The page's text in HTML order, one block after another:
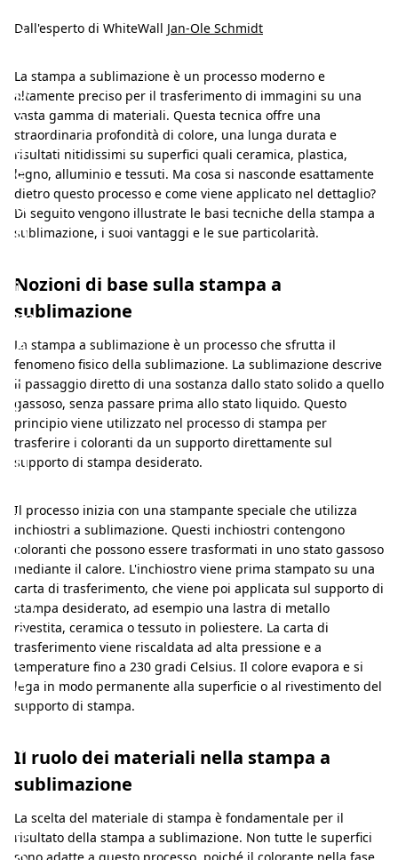
a
p
a
a
s
u
b
i
m
a
z
i
o
n
:
i
l
m
e
t
o
d
o
i
n
n
Dall'esperto di WhiteWall Jan-Ole Schmidt
La stampa a sublimazione è un processo moderno e
altamente preciso per il trasferimento di immagini su una
vasta gamma di materiali. Questa tecnica offre una
straordinaria profondità di colore, una lunga durata e
risultati nitidissimi su superfici quali ceramica, plastica,
legno, alluminio e tessuti. Ma cosa si nasconde esattamente
dietro questo processo e come viene applicato nel dettaglio?
Di seguito vengono illustrate le basi tecniche della stampa a
sublimazione, i suoi vantaggi e le sue particolarità.
Nozioni di base sulla stampa a
sublimazione
La stampa a sublimazione è un processo che sfrutta il
fenomeno fisico della sublimazione. La sublimazione descrive
il passaggio diretto di una sostanza dallo stato solido a quello
gassoso, senza passare prima allo stato liquido. Questo
principio viene utilizzato nel processo di stampa per
trasferire i coloranti da un supporto direttamente sul
supporto di stampa desiderato.
Il processo inizia con una stampante speciale che utilizza
inchiostri a sublimazione. Questi inchiostri contengono
coloranti che possono essere trasformati in uno stato gassoso
mediante il calore. L'inchiostro viene prima stampato su una
carta di trasferimento, che viene poi applicata sul supporto di
stampa desiderato, ad esempio una lastra di metallo
rivestita, ceramica o tessuto in poliestere. La carta di
trasferimento viene riscaldata ad alta pressione e a
temperature fino a 230 gradi Celsius. Il colore evapora e si
lega in modo permanente alla superficie o al rivestimento del
supporto di stampa.
Il ruolo dei materiali nella stampa a
sublimazione
La scelta del materiale di stampa è fondamentale per il
risultato della stampa a sublimazione. Non tutte le superfici